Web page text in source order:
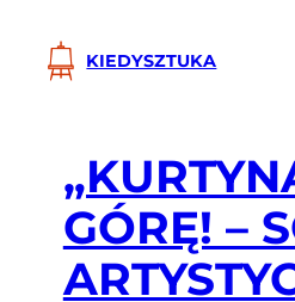
treści
KIEDYSZTUKA
GÓRĘ! –